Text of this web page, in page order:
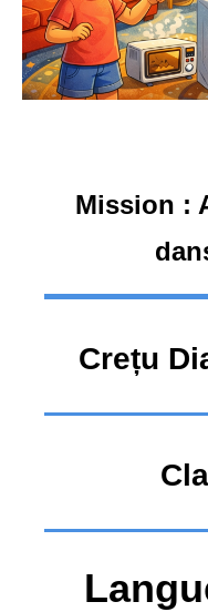
Mission :
Crețu